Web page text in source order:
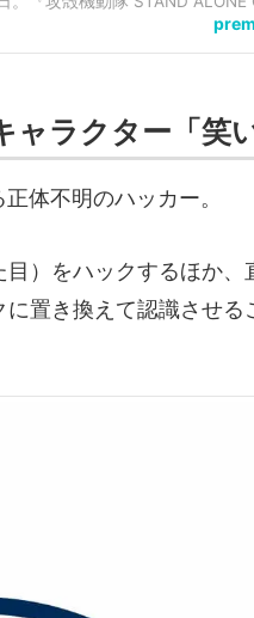
男事件＞が始まった、ファンに
ャラクター「笑
体不明のハッカー。
）をハックするほか、
置き換えて認識させる